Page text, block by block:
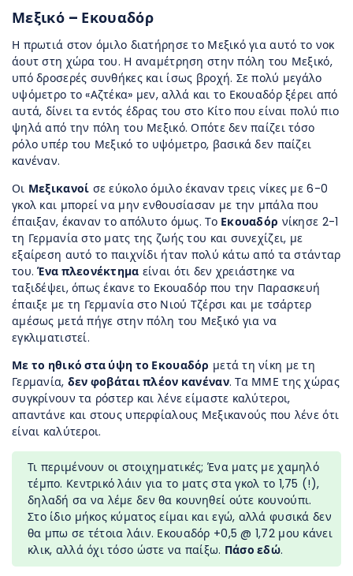
Μεξικό – Εκουαδόρ
Η πρωτιά στον όμιλο διατήρησε το Μεξικό για αυτό το νοκ
άουτ στη χώρα του. Η αναμέτρηση στην πόλη του Μεξικό,
υπό δροσερές συνθήκες και ίσως βροχή. Σε πολύ μεγάλο
υψόμετρο το «Αζτέκα» μεν, αλλά και το Εκουαδόρ ξέρει από
αυτά, δίνει τα εντός έδρας του στο Κίτο που είναι πολύ πιο
ψηλά από την πόλη του Μεξικό. Οπότε δεν παίζει τόσο
ρόλο υπέρ του Μεξικό το υψόμετρο, βασικά δεν παίζει
κανέναν.
Οι Μεξικανοί σε εύκολο όμιλο έκαναν τρεις νίκες με 6-0
γκολ και μπορεί να μην ενθουσίασαν με την μπάλα που
έπαιξαν, έκαναν το απόλυτο όμως. Το Εκουαδόρ νίκησε 2-1
τη Γερμανία στο ματς της ζωής του και συνεχίζει, με
εξαίρεση αυτό το παιχνίδι ήταν πολύ κάτω από τα στάνταρ
του.Ένα πλεονέκτημα είναι ότι δεν χρειάστηκε να
ταξιδέψει, όπως έκανε το Εκουαδόρ που την Παρασκευή
έπαιξε με τη Γερμανία στο Νιού Τζέρσι και με τσάρτερ
αμέσως μετά πήγε στην πόλη του Μεξικό για να
εγκλιματιστεί.
Με το ηθικό στα ύψη το Εκουαδόρ μετά τη νίκη με τη
Γερμανία, δεν φοβάται πλέον κανέναν. Τα ΜΜΕ της χώρας
συγκρίνουν τα ρόστερ και λένε είμαστε καλύτεροι,
απαντάνε και στους υπερφίαλους Μεξικανούς που λένε ότι
είναι καλύτεροι.
Τι περιμένουν οι στοιχηματικές; Ένα ματς με χαμηλό
τέμπο. Κεντρικό λάιν για το ματς στα γκολ το 1,75 (!),
δηλαδή σα να λέμε δεν θα κουνηθεί ούτε κουνούπι.
Στο ίδιο μήκος κύματος είμαι και εγώ, αλλά φυσικά δεν
θα μπω σε τέτοια λάιν. Εκουαδόρ +0,5 @ 1,72 μου κάνει
κλικ, αλλά όχι τόσο ώστε να παίξω. Πάσο εδώ.